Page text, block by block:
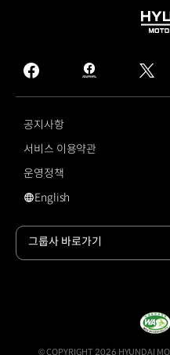
GROUP
facebook
hmg
journal
공지사항
서비스 이용약관
운영정책
영문 사이트로 이동
English
그룹사 바로가기
© COPYRIGHT 2026 HYUNDAI